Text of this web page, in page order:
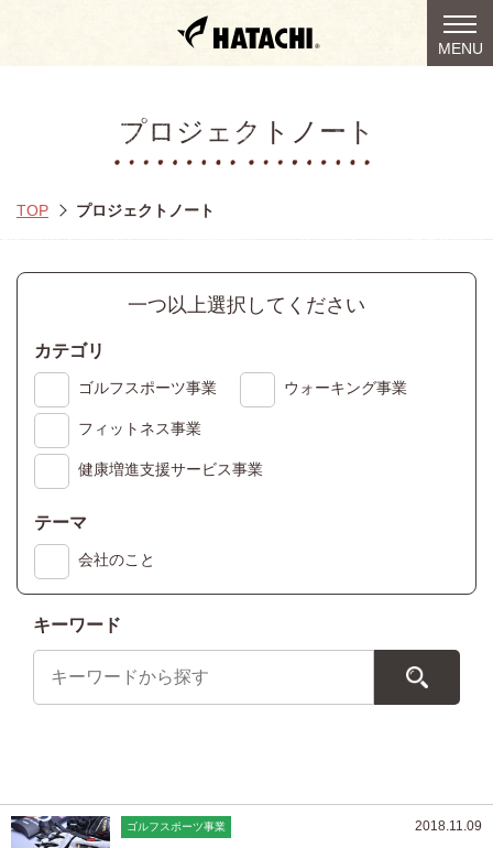
MENU
プロジェクトノート
TOP プロジェクトノート
一つ以上選択してください
カテゴリ
ゴルフスポーツ事業 ウォーキング事業
フィットネス事業
健康増進支援サービス事業
テーマ
会社のこと
キーワード
ゴルフスポーツ事業 2018.11.09